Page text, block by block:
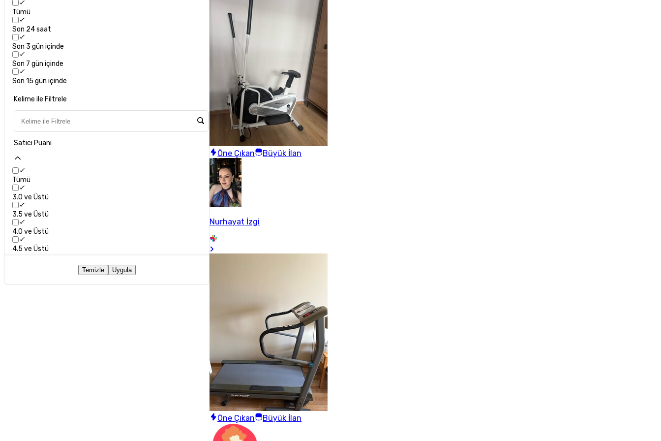
Tümü
Son 24 saat
Son 3 gün içinde
Son 7 gün içinde
Son 15 gün içinde
Kelime ile Filtrele
Satıcı Puanı
Tümü
3.0 ve Üstü
3.5 ve Üstü
4.0 ve Üstü
4.5 ve Üstü
Temizle Uygula
Öne Çıkan Büyük İlan
Nurhayat İzgi
Öne Çıkan Büyük İlan